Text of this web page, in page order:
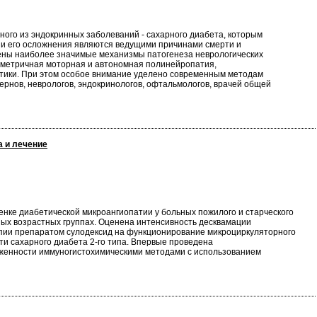
из эндокринных заболеваний - сахарного диабета, которым
его осложнения являются ведущими причинами смерти и
наиболее значимые механизмы патогенеза неврологических
моторная и автономная полинейропатия,
При этом особое внимание уделено современным методам
неврологов, эндокринологов, офтальмологов, врачей общей
и лечение
диабетической микроангиопатии у больных пожилого и старческого
возрастных группах. Оценена интенсивность десквамации
препаратом сулодексид на функционирование микроциркуляторного
сахарного диабета 2-го типа. Впервые проведена
иммуногистохимическими методами с использованием